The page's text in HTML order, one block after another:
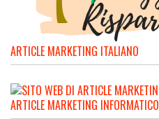
ARTICLE MARKETING ITALIANO
ARTICLE MARKETING INFORMATICO